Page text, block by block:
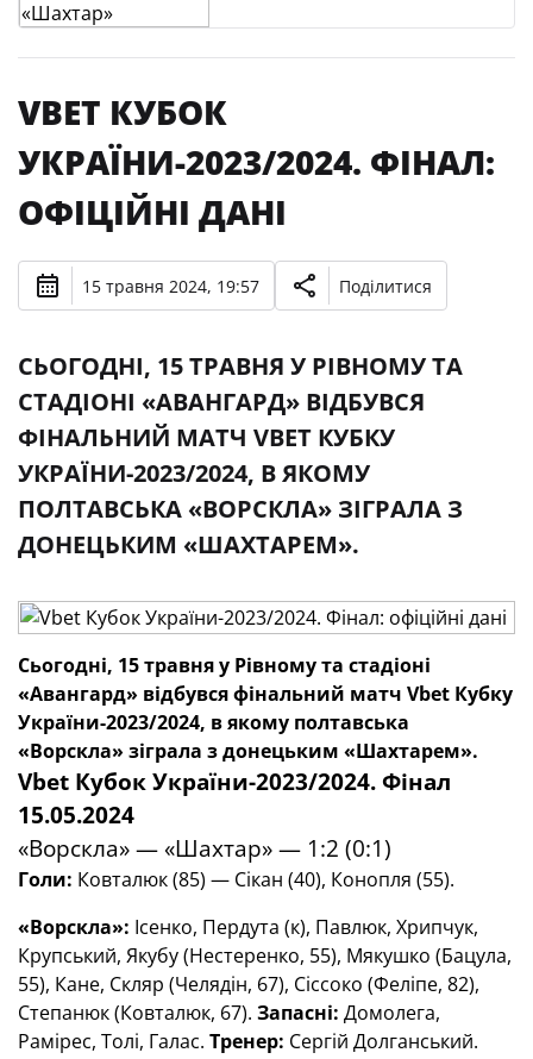
VBET КУБОК
УКРАЇНИ-2023/2024. ФІНАЛ:
ОФІЦІЙНІ ДАНІ
15 травня 2024, 19:57 Поділитися
СЬОГОДНІ, 15 ТРАВНЯ У РІВНОМУ ТА
СТАДІОНІ «АВАНГАРД» ВІДБУВСЯ
ФІНАЛЬНИЙ МАТЧ VBET КУБКУ
УКРАЇНИ-2023/2024, В ЯКОМУ
ПОЛТАВСЬКА «ВОРСКЛА» ЗІГРАЛА З
ДОНЕЦЬКИМ «ШАХТАРЕМ».
Сьогодні, 15 травня у Рівному та стадіоні
«Авангард» відбувся фінальний матч Vbet Кубку
України-2023/2024, в якому полтавська
«Ворскла» зіграла з донецьким «Шахтарем».
Vbet Кубок України-2023/2024. Фінал
15.05.2024
«Ворскла» — «Шахтар» — 1:2 (0:1)
Голи: Ковталюк (85) — Сікан (40), Конопля (55).
«Ворскла»: Ісенко, Пердута (к), Павлюк, Хрипчук,
Крупський, Якубу (Нестеренко, 55), Мякушко (Бацула,
55), Кане, Скляр (Челядін, 67), Сіссоко (Феліпе, 82),
Степанюк (Ковталюк, 67). Запасні: Домолега,
Рамірес, Толі, Галас. Тренер: Сергій Долганський.